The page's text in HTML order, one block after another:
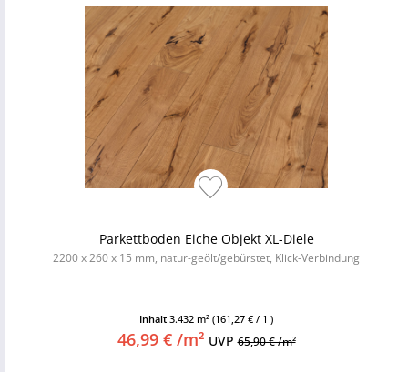
Parkettboden Eiche Objekt XL-Diele
2200 x 260 x 15 mm, natur-geölt/gebürstet, Klick-Verbindung
Inhalt 3.432 m² (161,27 € / 1 )
46,99 € /m² UVP65,90 € /m²